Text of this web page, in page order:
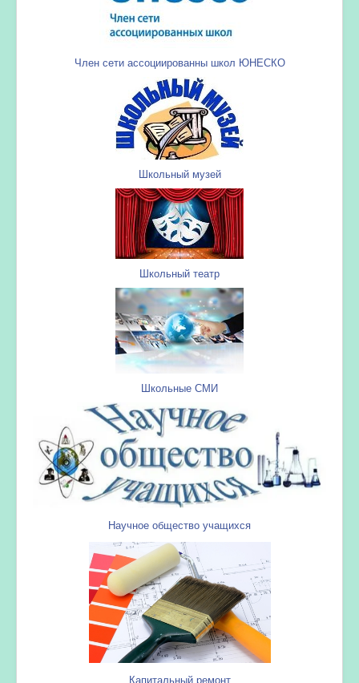
Член сети ассоциированны школ ЮНЕСКО
Школьный музей
Школьный театр
Школьные СМИ
Научное общество учащихся
Капитальный ремонт